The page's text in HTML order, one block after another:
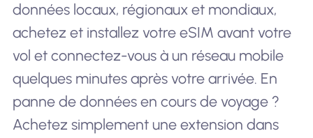
données locaux, régionaux et mondiaux,
achetez et installez votre eSIM avant votre
vol et connectez-vous à un réseau mobile
quelques minutes après votre arrivée. En
panne de données en cours de voyage ?
Achetez simplement une extension dans